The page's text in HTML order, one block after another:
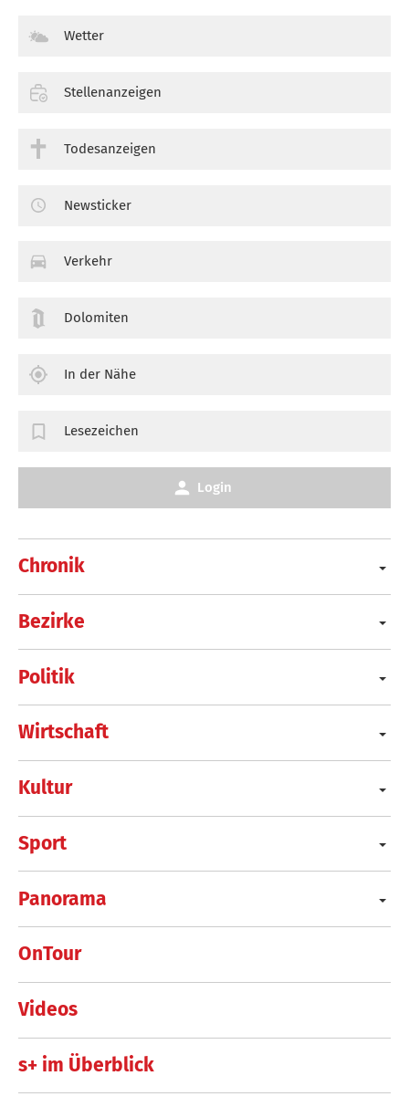
Chronik
Bezirke
Politik
Wirtschaft
Kultur
Sport
Panorama
OnTour
Videos
s+ im Überblick
Wetter
Stellenanzeigen
Todesanzeigen
Newsticker
Verkehr
Dolomiten
In der Nähe
Lesezeichen
Login